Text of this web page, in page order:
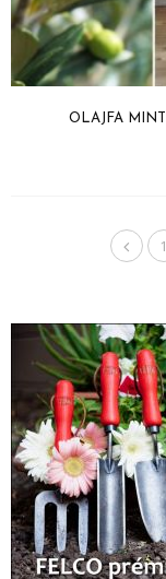
OLAJFA
1